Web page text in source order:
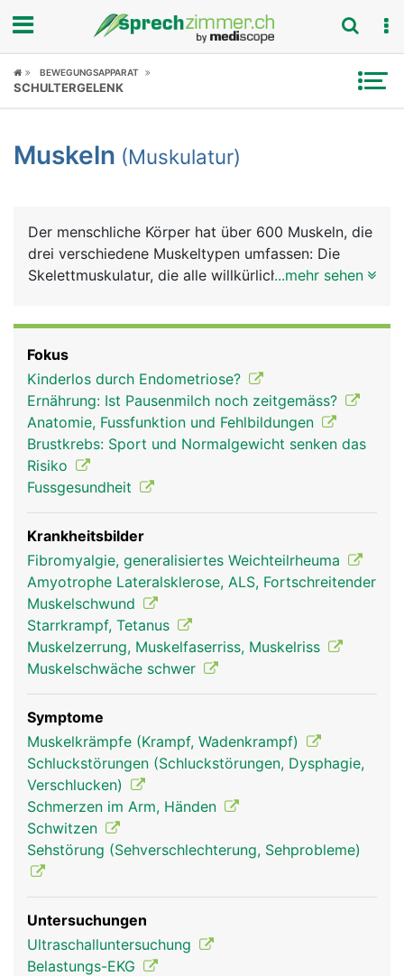
Fokus
Symptome
News
Rubriken
BEWEGUNGSAPPARAT
SCHULTERGELENK
Muskeln (Muskulatur)
Der menschliche Körper hat über 600 Muskeln, die
drei verschiedene Muskeltypen umfassen: Die
Skelettmuskulatur, die alle willkürlichen
Herzmuskulatur. Die Skelettmuskeln sind über
Sehnen zur Kraftübertragung fest an Knochen
verankert, einige sind direkt an der Haut befestigt,
wie z.B. die Gesichtsmuskeln für die
Gesichtsmimik. Die Skelettmuskeln ermöglichen
Bewegungen, geben dem Körper Spannung und
Kraft und verleihen ihm ein typisches
Erscheinungsbild. Die glatte Muskulatur der
Hohlorgane ist nicht willentlich beeinflussbar, sie
wird automatisch vom autonomen Nervensystem
gesteuert. Sie sind bei den verschiedenste
Körperfunktionen beteiligt wie Verdauung,
Harnentleerung oder regulieren die Weite der
Blutgefässe. Der Herzmuskel gewährleistet die
Pumpfunktion des Herzens, er ermüdet nicht und
...mehr sehen
Fokus
Kinderlos durch Endometriose?
Ernährung: Ist Pausenmilch noch zeitgemäss?
Anatomie, Fussfunktion und Fehlbildungen
Brustkrebs: Sport und Normalgewicht senken das
Risiko
Fussgesundheit
Krankheitsbilder
Fibromyalgie, generalisiertes Weichteilrheuma
Amyotrophe Lateralsklerose, ALS, Fortschreitender
Muskelschwund
Starrkrampf, Tetanus
Muskelzerrung, Muskelfaserriss, Muskelriss
Muskelschwäche schwer
Symptome
Muskelkrämpfe (Krampf, Wadenkrampf)
Schluckstörungen (Schluckstörungen, Dysphagie,
Verschlucken)
Schmerzen im Arm, Händen
Schwitzen
Sehstörung (Sehverschlechterung, Sehprobleme)
Untersuchungen
Ultraschalluntersuchung
Belastungs-EKG